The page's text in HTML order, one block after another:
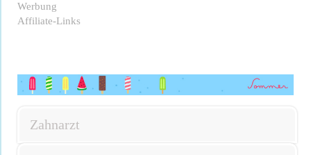
Werbung
Affiliate-Links
Zahnarzt